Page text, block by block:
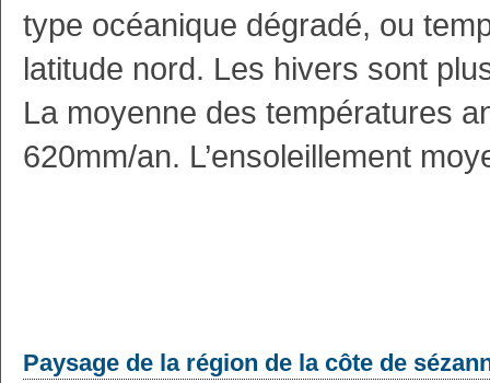
type océanique dégradé, ou
latitude nord. Les hivers sont
La moyenne des températures
620mm/an. L’ensoleillement
Paysage de la région de la côte de